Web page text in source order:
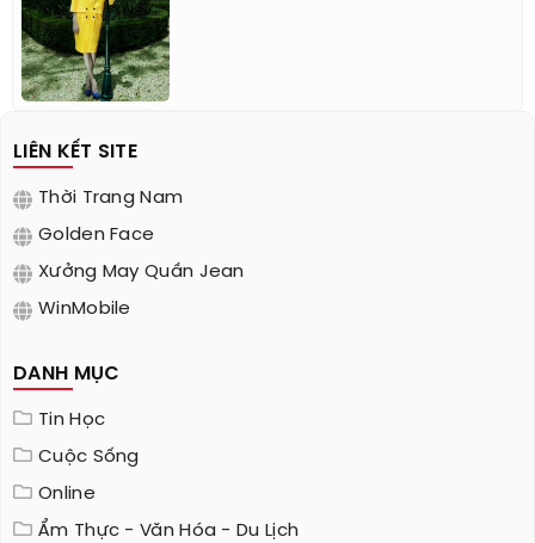
LIÊN KẾT SITE
Thời Trang Nam
Golden Face
Xưởng May Quần Jean
WinMobile
DANH MỤC
Tin Học
Cuộc Sống
Online
Ẩm Thực - Văn Hóa - Du Lịch